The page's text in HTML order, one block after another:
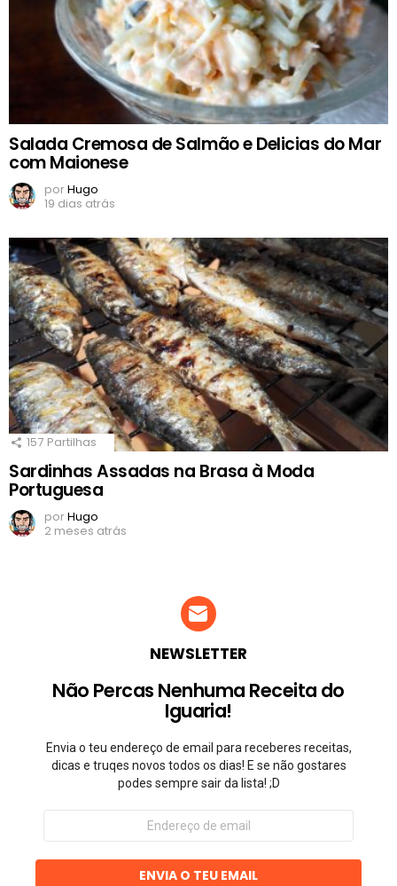
Salada Cremosa de Salmão e Delicias do Mar
com Maionese
porHugo
19 dias atrás
157 Partilhas
Sardinhas Assadas na Brasa à Moda
Portuguesa
porHugo
2 meses atrás
NEWSLETTER
Não Percas Nenhuma Receita do
Iguaria!
Envia o teu endereço de email para receberes receitas,
dicas e truqes novos todos os dias! E se não gostares
podes sempre sair da lista! ;D
Endereço
email
ENVIA O TEU EMAIL